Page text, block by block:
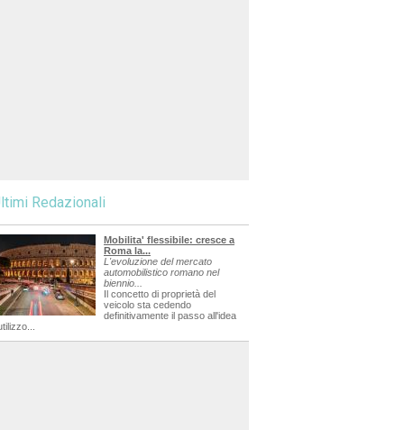
Redazionali
Mobilita' flessibile: cresce a
Roma la...
L'evoluzione del mercato
automobilistico romano nel
biennio...
Il concetto di proprietà del
veicolo sta cedendo
definitivamente il passo all'idea